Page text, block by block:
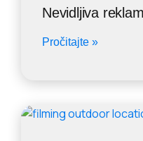
Nevidljiva
Pročitajte »